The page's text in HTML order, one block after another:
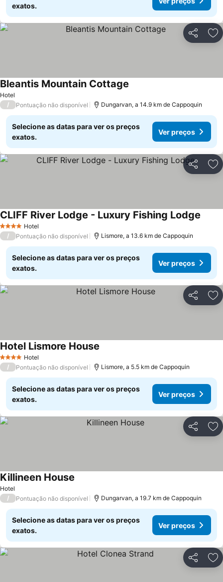
exatos.
Partilhar
Hotel
Bleantis Mountain Cottage
/ Pontuação não disponível Dungarvan, a 14.9 km de Cappoquin
Selecione as datas para ver os preços
exatos.
Ver preços
Partilhar
4 EstrelasHotel
CLIFF River Lodge - Luxury Fishing Lodge
/ Pontuação não disponível Lismore, a 13.6 km de Cappoquin
Selecione as datas para ver os preços
exatos.
Ver preços
Partilhar
4 EstrelasHotel
Hotel Lismore House
/ Pontuação não disponível Lismore, a 5.5 km de Cappoquin
Selecione as datas para ver os preços
exatos.
Ver preços
Partilhar
Hotel
Killineen House
/ Pontuação não disponível Dungarvan, a 19.7 km de Cappoquin
Selecione as datas para ver os preços
exatos.
Ver preços
Partilhar